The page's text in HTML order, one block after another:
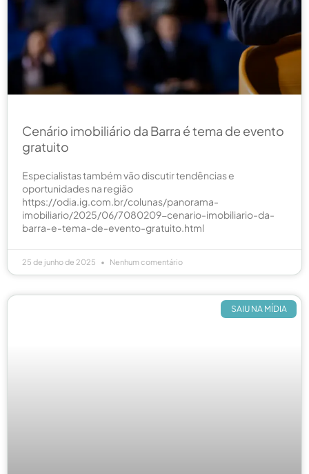
Cenário imobiliário da Barra é tema de evento
gratuito
Especialistas também vão discutir tendências e
oportunidades na região
https://odia.ig.com.br/colunas/panorama-
imobiliario/2025/06/7080209-cenario-imobiliario-da-
barra-e-tema-de-evento-gratuito.html
25 de junho de 2025 Nenhum comentário
SAIU NA MÍDIA